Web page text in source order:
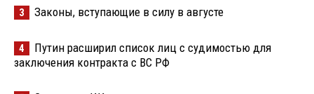
3 Законы, вступающие в силу в августе
4
Путин расширил список лиц с судимостью для
заключения контракта с ВС РФ